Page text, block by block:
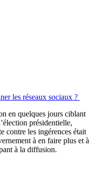
les réseaux sociaux ?
en quelques jours ciblant
présidentielle,
contre les ingérences était
à en faire plus et à
à la diffusion.